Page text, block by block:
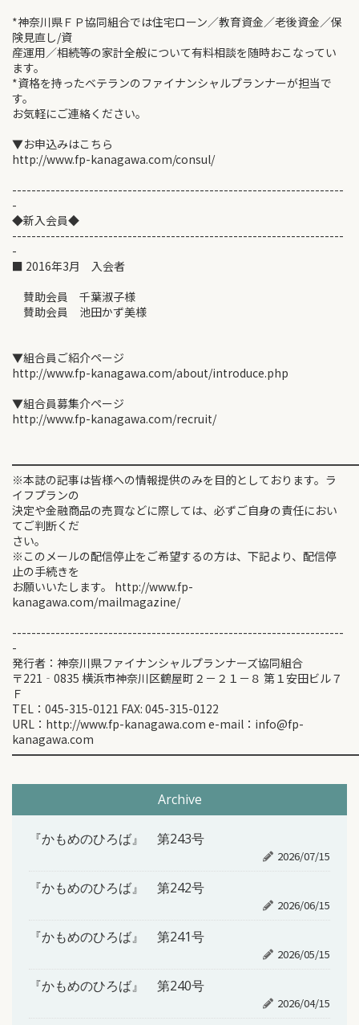
*神奈川県ＦＰ協同組合では住宅ローン／教育資金／老後資金／保
険見直し/資
産運用／相続等の家計全般について有料相談を随時おこなってい
ます。
*資格を持ったベテランのファイナンシャルプランナーが担当で
す。
お気軽にご連絡ください。
▼お申込みはこちら
http://www.fp-kanagawa.com/consul/
---------------------------------------------------------------------
-
◆新入会員◆
---------------------------------------------------------------------
-
■ 2016年3月 入会者
賛助会員 千葉淑子様
賛助会員 池田かず美様
▼組合員ご紹介ページ
http://www.fp-kanagawa.com/about/introduce.php
▼組合員募集介ページ
http://www.fp-kanagawa.com/recruit/
※本誌の記事は皆様への情報提供のみを目的としております。ラ
イフプランの
決定や金融商品の売買などに際しては、必ずご自身の責任におい
てご判断くだ
さい。
※このメールの配信停止をご希望するの方は、下記より、配信停
止の手続きを
お願いいたします。 http://www.fp-
kanagawa.com/mailmagazine/
---------------------------------------------------------------------
-
発行者：神奈川県ファイナンシャルプランナーズ協同組合
〒221‐0835 横浜市神奈川区鶴屋町２－２１－８ 第１安田ビル７
Ｆ
TEL：045-315-0121 FAX: 045-315-0122
URL：http://www.fp-kanagawa.com e-mail：info@fp-
kanagawa.com
Archive
『かもめのひろば』 第243号
2026/07/15
『かもめのひろば』 第242号
2026/06/15
『かもめのひろば』 第241号
2026/05/15
『かもめのひろば』 第240号
2026/04/15